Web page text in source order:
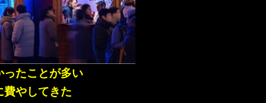
ったことが多い
費やしてきた